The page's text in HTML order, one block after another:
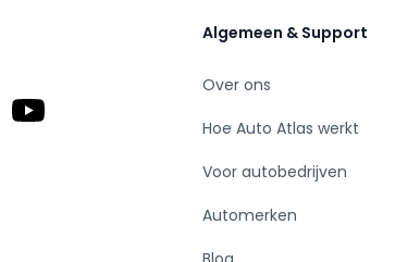
YouTube
Algemeen & Support
Over ons
Hoe Auto Atlas werkt
Voor autobedrijven
Automerken